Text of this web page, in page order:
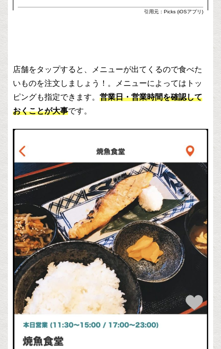
引用元：Picks (iOSアプリ)
店舗をタップすると、メニューが出てくるので食べた
いものを注文しましょう！。メニューによってはトッ
ピングも指定できます。 営業日・営業時間を確認して
おくことが大事です。